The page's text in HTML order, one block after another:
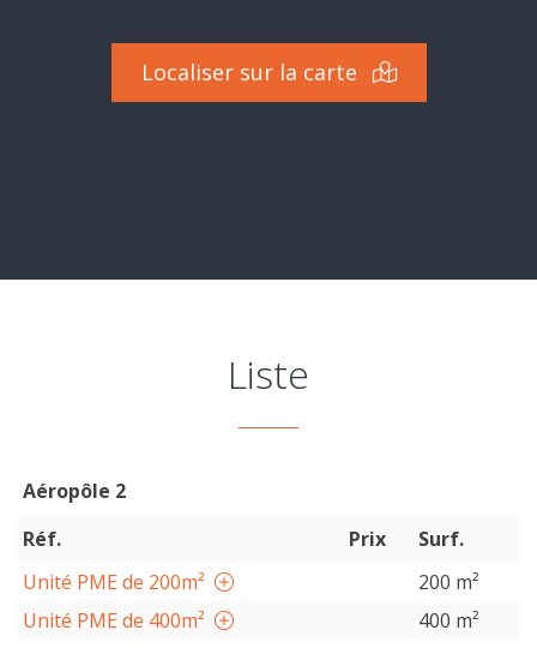
Contact
Evaluation
Localiser sur la carte
Liste
Aéropôle 2
Réf.
Prix
Surf.
Unité PME de 200m²
200 m²
Unité PME de 400m²
400 m²